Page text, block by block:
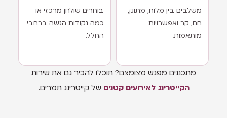
משלבים בין מלוח, מתוק,
חם, קר ואפשרויות
מותאמות.
בוחרים שולחן מרכזי או
כמה נקודות הגשה ברחבי
החלל.
מתכננים מפגש מצומצם? תוכלו להכיר גם את שירות
הקייטרינג לאירועים קטנים של קייטרינג תמרים.